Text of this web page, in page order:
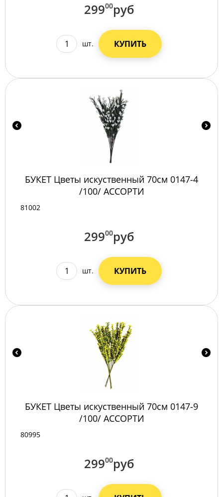
29900руб
шт. КУПИТЬ
БУКЕТ Цветы искуственный 70см 0147-4
/100/ АССОРТИ
81002
29900руб
шт. КУПИТЬ
БУКЕТ Цветы искуственный 70см 0147-9
/100/ АССОРТИ
80995
29900руб